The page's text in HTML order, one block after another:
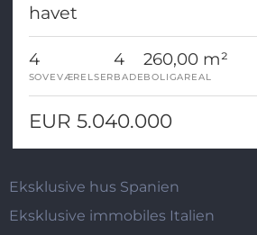
havet
4
SOVEVÆRELSER
4
BADE
260,00 m²
BOLIGAREAL
EUR 5.040.000
Eksklusive hus Spanien
Eksklusive immobiles Italien